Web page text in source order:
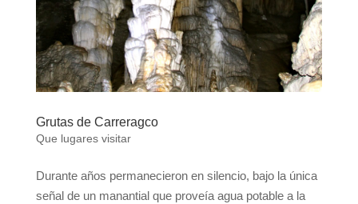
Grutas de Carreragco
Que lugares visitar
Durante años permanecieron en silencio, bajo la única
señal de un manantial que proveía agua potable a la